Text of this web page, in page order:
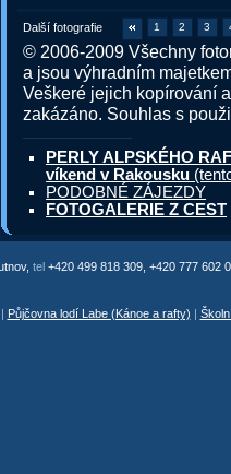
Další fotografie 1 2 3
© 2006-2009 Všechny
a jsou výhradním
Veškeré jejich kopírování
zakázáno. Souhlas s
PERLY ALPSKÉHO
víkend v Rakousku
PODOBNÉ ZÁJEZDY
FOTOGALERIE Z CEST
tel +420 499 818 309, +420 777 602
Půjčovna lodí Labe (Kánoe a rafty)